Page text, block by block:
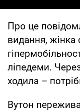
Про це
видання, жінка
ліпедеми.
ходила –
Вутон